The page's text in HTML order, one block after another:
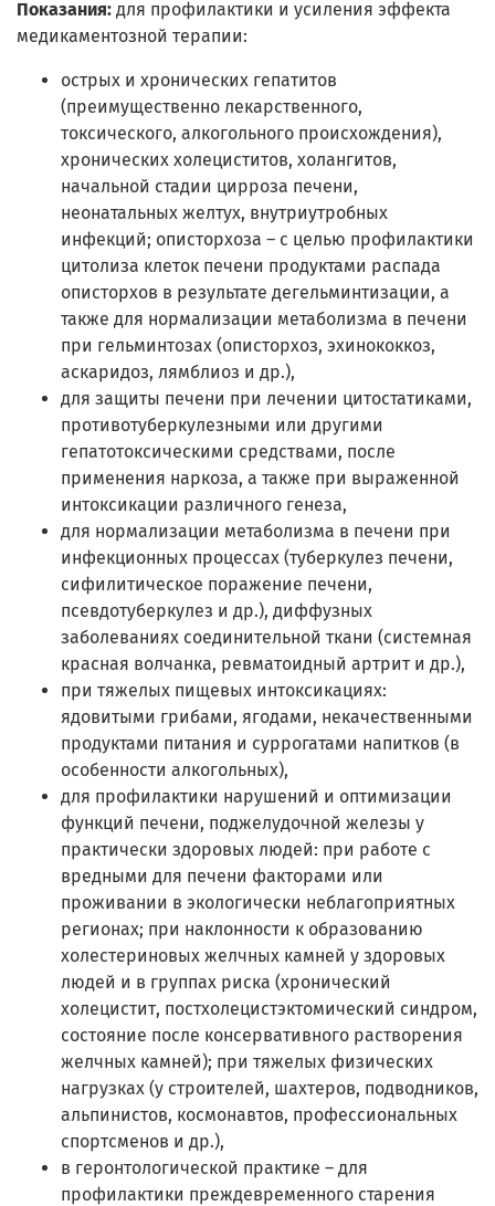
Показания: для профилактики и усиления эффекта
медикаментозной терапии:
острых и хронических гепатитов
(преимущественно лекарственного,
токсического, алкогольного происхождения),
хронических холециститов, холангитов,
начальной стадии цирроза печени,
неонатальных желтух, внутриутробных
инфекций; описторхоза – с целью профилактики
цитолиза клеток печени продуктами распада
описторхов в результате дегельминтизации, а
также для нормализации метаболизма в печени
при гельминтозах (описторхоз, эхинококкоз,
аскаридоз, лямблиоз и др.),
для защиты печени при лечении цитостатиками,
противотуберкулезными или другими
гепатотоксическими средствами, после
применения наркоза, а также при выраженной
интоксикации различного генеза,
для нормализации метаболизма в печени при
инфекционных процессах (туберкулез печени,
сифилитическое поражение печени,
псевдотуберкулез и др.), диффузных
заболеваниях соединительной ткани (системная
красная волчанка, ревматоидный артрит и др.),
при тяжелых пищевых интоксикациях:
ядовитыми грибами, ягодами, некачественными
продуктами питания и суррогатами напитков (в
особенности алкогольных),
для профилактики нарушений и оптимизации
функций печени, поджелудочной железы у
практически здоровых людей: при работе с
вредными для печени факторами или
проживании в экологически неблагоприятных
регионах; при наклонности к образованию
холестериновых желчных камней у здоровых
людей и в группах риска (хронический
холецистит, постхолецистэктомический синдром,
состояние после консервативного растворения
желчных камней); при тяжелых физических
нагрузках (у строителей, шахтеров, подводников,
альпинистов, космонавтов, профессиональных
спортсменов и др.),
в геронтологической практике – для
профилактики преждевременного старения